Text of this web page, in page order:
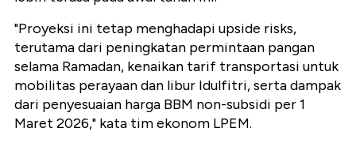
"Proyeksi ini tetap menghadapi upside risks,
terutama dari peningkatan permintaan pangan
selama Ramadan, kenaikan tarif transportasi untuk
mobilitas perayaan dan libur Idulfitri, serta dampak
dari penyesuaian harga BBM non-subsidi per 1
Maret 2026," kata tim ekonom LPEM.